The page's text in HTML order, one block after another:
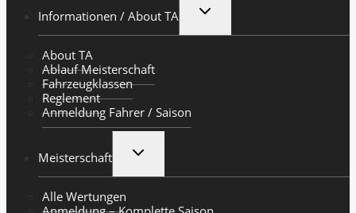
Informationen / About TA
UNTERMENÜ
UMSCHALTEN
About TA
Ablauf Meisterschaft
Fahrzeugklassen
Reglement
Anmeldung Fahrer / Saison
Meisterschaft
UNTERMENÜ
UMSCHALTEN
Alle Wertungen